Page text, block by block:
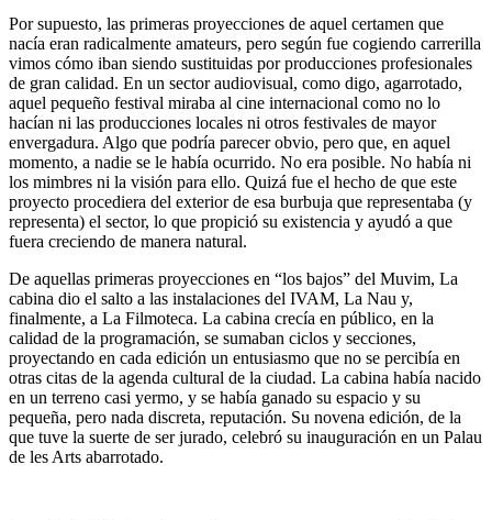
Por supuesto, las primeras proyecciones de aquel certamen que
nacía eran radicalmente amateurs, pero según fue cogiendo carrerilla
vimos cómo iban siendo sustituidas por producciones profesionales
de gran calidad. En un sector audiovisual, como digo, agarrotado,
aquel pequeño festival miraba al cine internacional como no lo
hacían ni las producciones locales ni otros festivales de mayor
envergadura. Algo que podría parecer obvio, pero que, en aquel
momento, a nadie se le había ocurrido. No era posible. No había ni
los mimbres ni la visión para ello. Quizá fue el hecho de que este
proyecto procediera del exterior de esa burbuja que representaba (y
representa) el sector, lo que propició su existencia y ayudó a que
fuera creciendo de manera natural.
De aquellas primeras proyecciones en “los bajos” del Muvim, La
cabina dio el salto a las instalaciones del IVAM, La Nau y,
finalmente, a La Filmoteca. La cabina crecía en público, en la
calidad de la programación, se sumaban ciclos y secciones,
proyectando en cada edición un entusiasmo que no se percibía en
otras citas de la agenda cultural de la ciudad. La cabina había nacido
en un terreno casi yermo, y se había ganado su espacio y su
pequeña, pero nada discreta, reputación. Su novena edición, de la
que tuve la suerte de ser jurado, celebró su inauguración en un Palau
de les Arts abarrotado.